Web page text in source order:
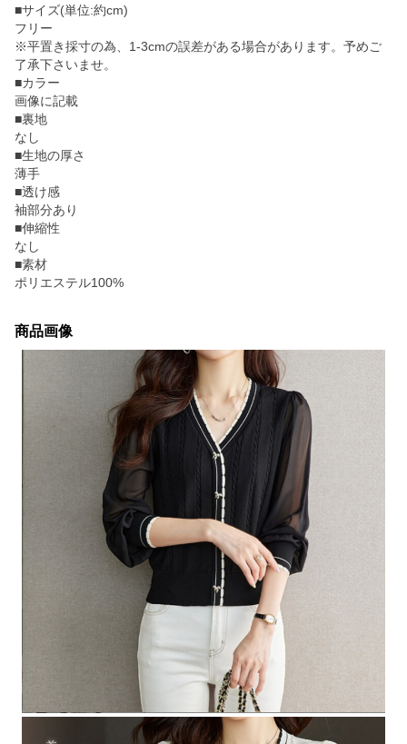
■サイズ(単位:約cm)
フリー
※平置き採寸の為、1-3cmの誤差がある場合があります。予めご
了承下さいませ。
■カラー
画像に記載
■裏地
なし
■生地の厚さ
薄手
■透け感
袖部分あり
■伸縮性
なし
■素材
ポリエステル100%
商品画像